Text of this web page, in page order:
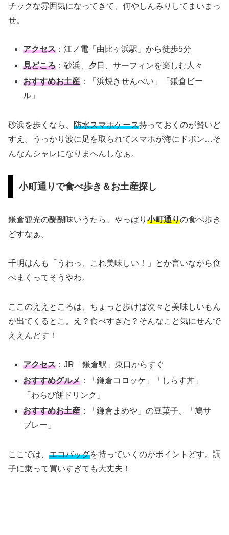
チックな雰囲気になってきて、何やしんみりしてまいまっ
せ。
アクセス ：江ノ電「由比ヶ浜駅」から徒歩5分
見どころ ：砂浜、夕日、サーフィンを楽しむ人々
おすすめお土産 ：「浜焼きせんべい」「鎌倉ビー
ル」
砂浜を歩くなら、 防水スマホケース持っておくのが賢いど
すえ。うっかり波に足を取られてスマホが海にドボン…そ
んなんシャレになりまへんしなぁ。
小町通りで食べ歩き＆お土産探し
鎌倉観光の醍醐味いうたら、やっぱり 小町通りの食べ歩き
どすなぁ。
千明はんも「うわっ、これ美味しい！」とか言いながら食
べまくってそうやわ。
ここのええところは、ちょっと歩けば次々と美味しいもん
が出てくるとこ。え？食べすぎた？そんなこと気にせんで
ええんどす！
アクセス ：JR「鎌倉駅」東口からすぐ
おすすめグルメ ：「鎌倉コロッケ」「しらす丼」
「わらび餅ドリンク」
おすすめお土産 ：「鎌倉まめや」の豆菓子、「鳩サ
ブレー」
ここでは、 エコバッグを持っていくのがポイントどす。調
子に乗って買いすぎても大丈夫！